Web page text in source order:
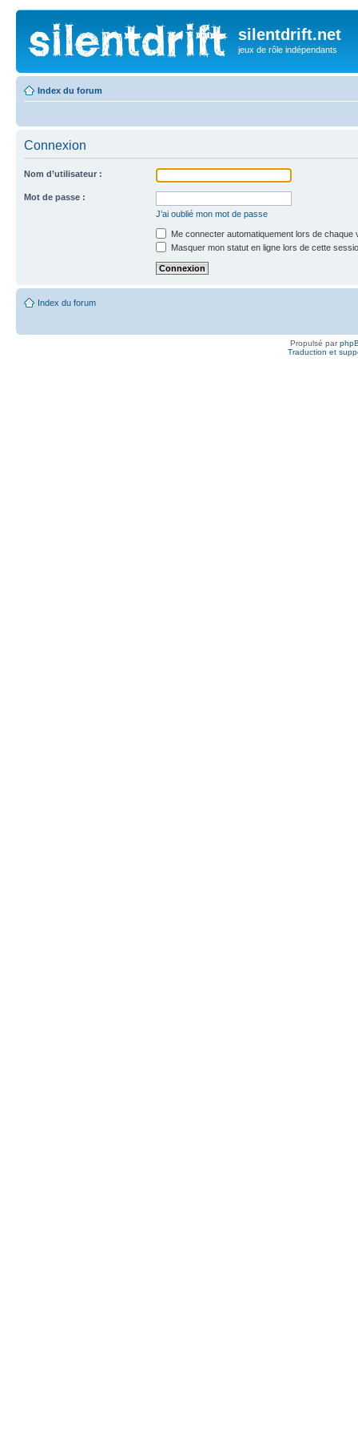
silentdrift.net
jeux de rôle indépendants
Index du forum
Connexion
Nom d’utilisateur :
Mot de passe :
J’ai oublié mon mot de passe
Me connecter automatiquement lors de chaque
Masquer mon statut en ligne lors de cette
Index du forum
Propulsé par
Traduction et